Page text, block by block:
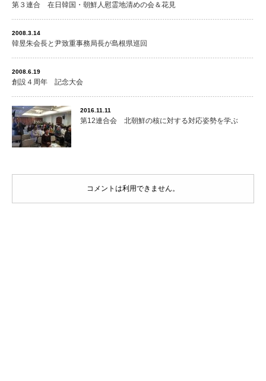
第３連合 在日韓国・朝鮮人慰霊地清めの会＆花見
2008.3.14
韓昱朱会長と尹致重事務局長が島根県巡回
2008.6.19
創設４周年 記念大会
2016.11.11
第12連合会 北朝鮮の核に対する対応姿勢を学ぶ
コメントは利用できません。